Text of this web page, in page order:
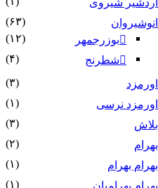
اردشیر شیروی
انوشیروان
(۶۳)
بوزرجمهر
(۱۲)
شطرنج
(۴)
اورمزد
(۳)
اورمزد نرسى‏
(۱)
بلاش
(۳)
بهرام
(۲)
بهرام بهرام
(۱)
(۱)